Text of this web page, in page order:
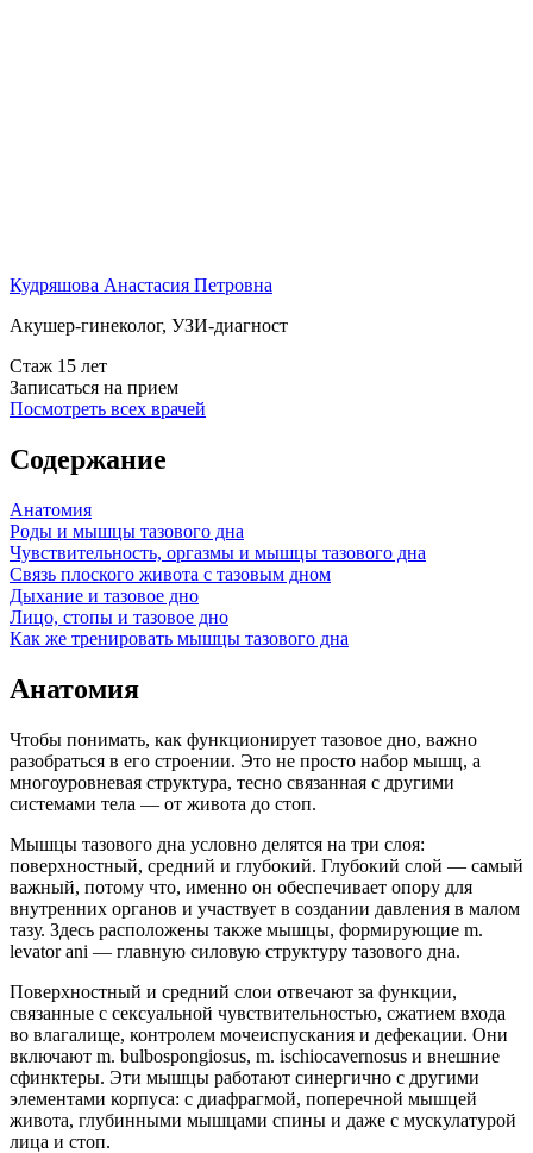
Кудряшова Анастасия Петровна
Акушер-гинеколог, УЗИ-диагност
Стаж 15 лет
Записаться на прием
Посмотреть всех врачей
Содержание
Анатомия
Роды и мышцы тазового дна
Чувствительность, оргазмы и мышцы тазового дна
Связь плоского живота с тазовым дном
Дыхание и тазовое дно
Лицо, стопы и тазовое дно
Как же тренировать мышцы тазового дна
Анатомия
Чтобы понимать, как функционирует тазовое дно, важно
разобраться в его строении. Это не просто набор мышц, а
многоуровневая структура, тесно связанная с другими
системами тела — от живота до стоп.
Мышцы тазового дна условно делятся на три слоя:
поверхностный, средний и глубокий. Глубокий слой — самый
важный, потому что, именно он обеспечивает опору для
внутренних органов и участвует в создании давления в малом
тазу. Здесь расположены также мышцы, формирующие m.
levator ani — главную силовую структуру тазового дна.
Поверхностный и средний слои отвечают за функции,
связанные с сексуальной чувствительностью, сжатием входа
во влагалище, контролем мочеиспускания и дефекации. Они
включают m. bulbospongiosus, m. ischiocavernosus и внешние
сфинктеры. Эти мышцы работают синергично с другими
элементами корпуса: с диафрагмой, поперечной мышцей
живота, глубинными мышцами спины и даже с мускулатурой
лица и стоп.